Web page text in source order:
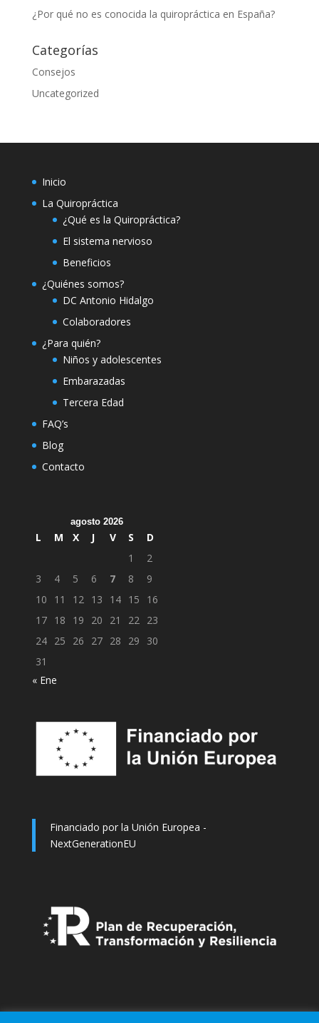
¿Por qué no es conocida la quiropráctica en España?
Categorías
Consejos
Uncategorized
Inicio
La Quiropráctica
¿Qué es la Quiropráctica?
El sistema nervioso
Beneficios
¿Quiénes somos?
DC Antonio Hidalgo
Colaboradores
¿Para quién?
Niños y adolescentes
Embarazadas
Tercera Edad
FAQ’s
Blog
Contacto
agosto 2026
L M X J V S
D
1
2
3
4 5 6 7 8
9
10
11 12 13 14 15
16
17 18 19 20 21 22 23
24 25 26 27 28 29
30
31
« Ene
Financiado por la Unión Europea -
NextGenerationEU